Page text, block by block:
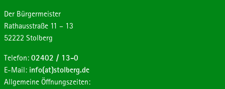
Der Bürgermeister
Strasse:
Rathausstraße Hausnummer:
11 – 13
Postleitzahl:
52222 Ort:
Stolberg
Telefon: 02402 / 13-0
E-Mail: info(at)stolberg.de
Allgemeine Öffnungszeiten: